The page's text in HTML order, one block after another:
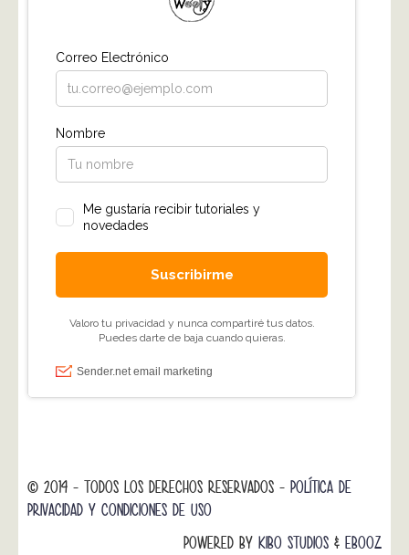
© 2014 - TODOS LOS DERECHOS RESERVADOS - POLÍTICA DE
PRIVACIDAD Y CONDICIONES DE USO
POWERED BY KIBO STUDIOS & EBOOZ